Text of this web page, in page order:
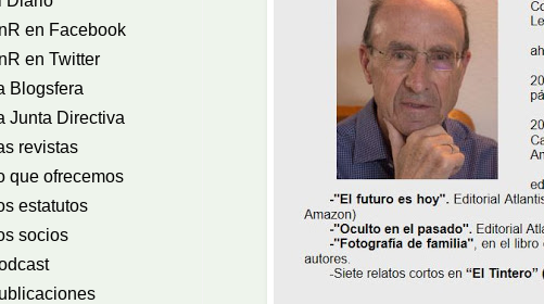
en Facebook
en Twitter
Blogsfera
Junta Directiva
revistas
que ofrecemos
estatutos
socios